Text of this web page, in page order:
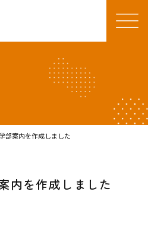
部案内を作成しました
内を作成しました